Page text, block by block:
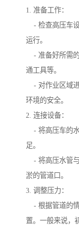
1. 准备工作：
- 检查高压车
运行。
- 准备好所需
通工具等。
- 对作业区域进
环境的安全。
2. 连接设备：
- 将高压车的
足。
- 将高压水管
淤的管道口。
3. 调整压力：
- 根据管道的
置。一般来说，